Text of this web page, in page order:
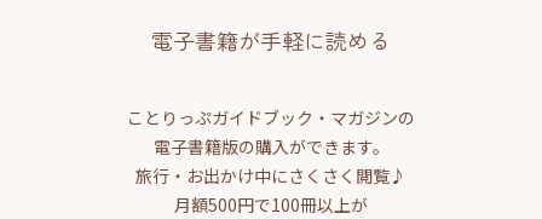
電子書籍が手軽に読める
ことりっぷガイドブック・マガジンの
電子書籍版の購入ができます。
旅行・お出かけ中にさくさく閲覧♪
月額500円で100冊以上が